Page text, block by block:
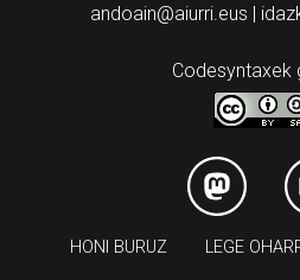
andoain@aiurri.eus |
Codesyntaxek
HONI BURUZ LEGE